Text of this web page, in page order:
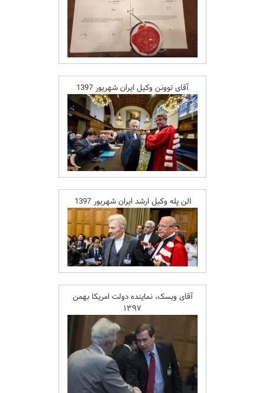
آقای توونن وکیل ایران شهریور 1397
الن پله وکیل ارشد ایران شهریور 1397
آقای ویسک، نماینده دولت امریکا بهمن
۱۳۹۷